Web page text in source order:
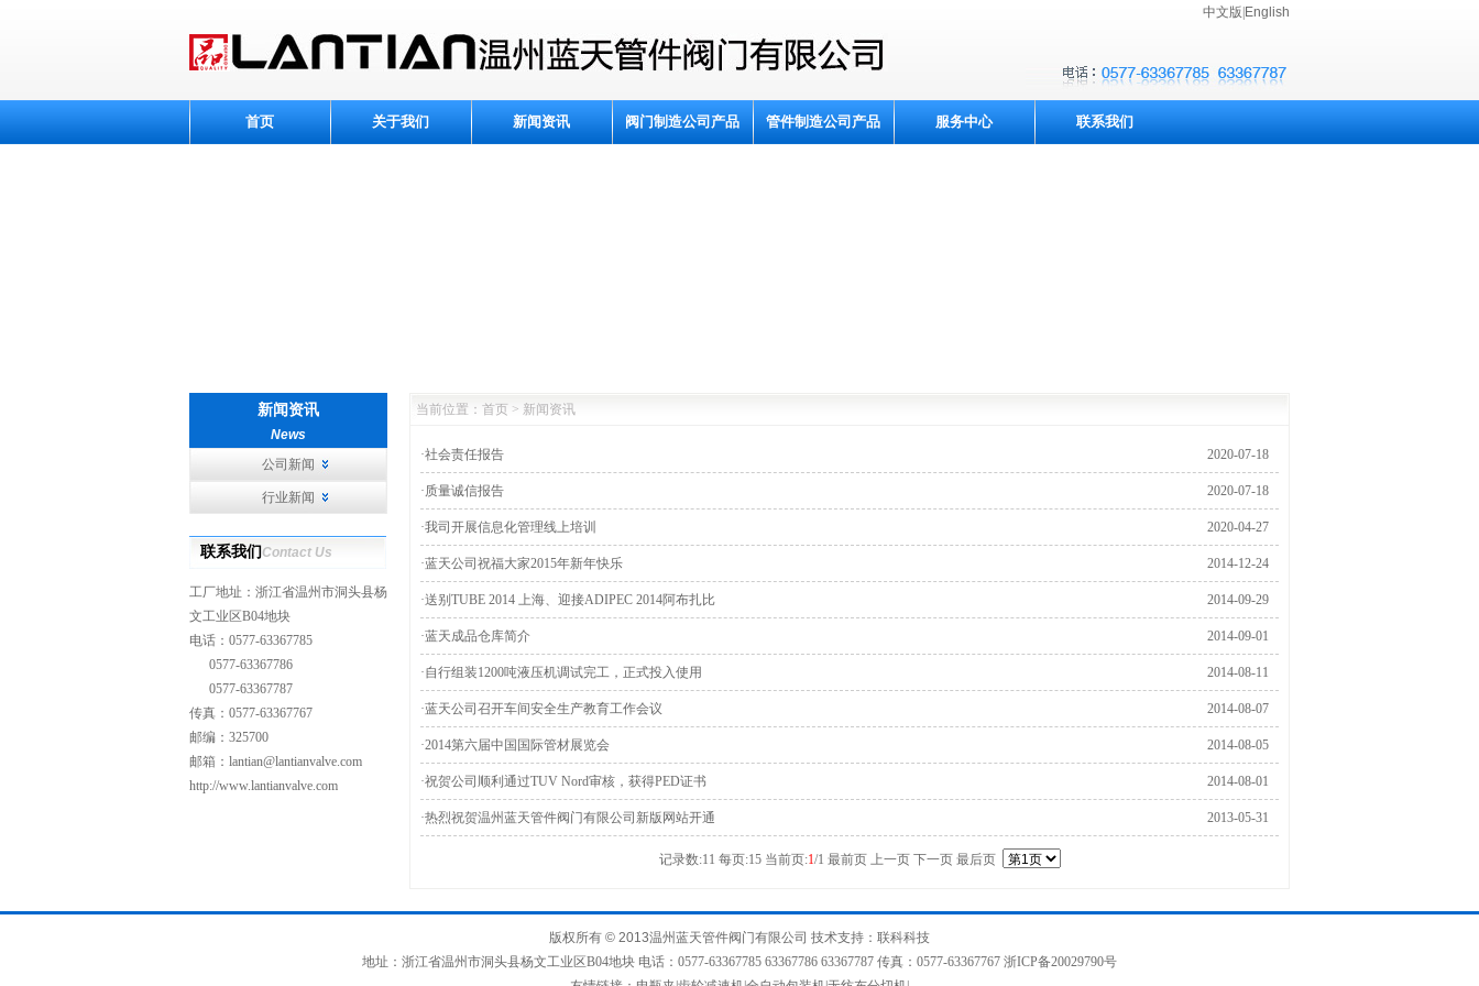
中文版 English
首页 关于我们 新闻资讯 阀门制造公司产品 管件制造公司产品 服务中心 联系我们
新闻资讯
News
公司新闻
行业新闻
联系我们Contact Us
工厂地址：浙江省温州市洞头县杨
文工业区B04地块
电话：0577-63367785
0577-63367786
0577-63367787
传真：0577-63367767
邮编：325700
邮箱： lantian@lantianvalve.com
http://www.lantianvalve.com
当前位置：首页 > 新闻资讯
·社会责任报告 2020-07-18
16:00:40
·质量诚信报告 2020-07-18
15:51:34
·我司开展信息化管理线上培训 2020-04-27
08:38:05
·蓝天公司祝福大家2015年新年快乐 2014-12-24
21:40:20
·送别TUBE 2014 上海、迎接ADIPEC 2014阿布扎比 2014-09-29
13:38:55
·蓝天成品仓库简介 2014-09-01
08:00:00
·自行组装1200吨液压机调试完工，正式投入使用 2014-08-11
14:45:38
·蓝天公司召开车间安全生产教育工作会议 2014-08-07
12:41:45
·2014第六届中国国际管材展览会 2014-08-05
16:52:49
·祝贺公司顺利通过TUV Nord审核，获得PED证书 2014-08-01
17:26:03
·热烈祝贺温州蓝天管件阀门有限公司新版网站开通 2013-05-31
记录数:11 每页:15 当前页:1/1 最前页 上一页 下一页 最后页
版权所有 © 2013温州蓝天管件阀门有限公司 技术支持：联科科技
地址：浙江省温州市洞头县杨文工业区B04地块 电话：0577-63367785 63367786 63367787 传真：0577-63367767 浙ICP备20029790号